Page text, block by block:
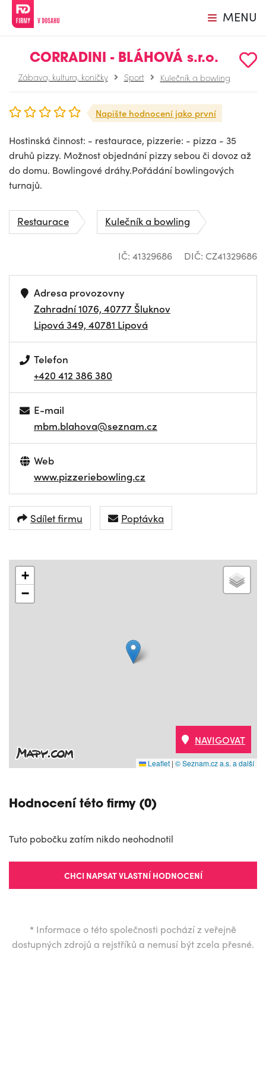
MENU
CORRADINI - BLÁHOVÁ s.r.o.
Zábava, kultura, koníčky Sport Kulečník a bowling
Napište hodnocení jako první
Hostinská činnost: - restaurace, pizzerie: - pizza - 35
druhů pizzy. Možnost objednání pizzy sebou či dovoz až
do domu. Bowlingové dráhy.Pořádání bowlingových
turnajů.
Restaurace Kulečník a bowling
IČ: 41329686 DIČ: CZ41329686
Adresa provozovny
Zahradní 1076, 40777 Šluknov
Lipová 349, 40781 Lipová
Telefon
+420 412 386 380
E-mail
mbm.blahova@seznam.cz
Web
www.pizzeriebowling.cz
Sdílet firmu Poptávka
+
−
Leaflet | © Seznam.cz a.s. a další
NAVIGOVAT
Hodnocení této firmy (0)
Tuto pobočku zatím nikdo neohodnotil
CHCI NAPSAT VLASTNÍ HODNOCENÍ
* Informace o této společnosti pochází z veřejně
dostupných zdrojů a rejstříků a nemusí být zcela přesné.